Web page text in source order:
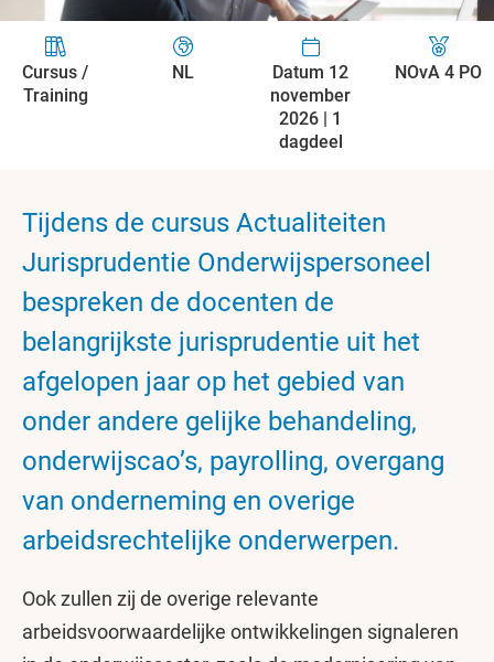
Cursus /
Training
NL
Datum 12
november
2026 | 1
dagdeel
NOvA 4 PO
Tijdens de cursus Actualiteiten
Jurisprudentie Onderwijspersoneel
bespreken de docenten de
belangrijkste jurisprudentie uit het
afgelopen jaar op het gebied van
onder andere gelijke behandeling,
onderwijscao’s, payrolling, overgang
van onderneming en overige
arbeidsrechtelijke onderwerpen.
Ook zullen zij de overige relevante
arbeidsvoorwaardelijke ontwikkelingen signaleren